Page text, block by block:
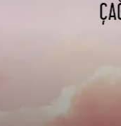
SONUÇLAR